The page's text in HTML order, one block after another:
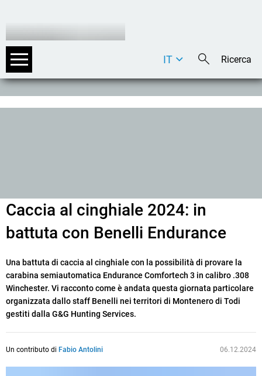
DE
IT
Caccia al cinghiale 2024: in
battuta con Benelli Endurance
Una battuta di caccia al cinghiale con la possibilità di provare la
carabina semiautomatica Endurance Comfortech 3 in calibro .308
Winchester. Vi racconto come è andata questa giornata particolare
organizzata dallo staff Benelli nei territori di Montenero di Todi
gestiti dalla G&G Hunting Services.
Un contributo di Fabio Antolini 06.12.2024